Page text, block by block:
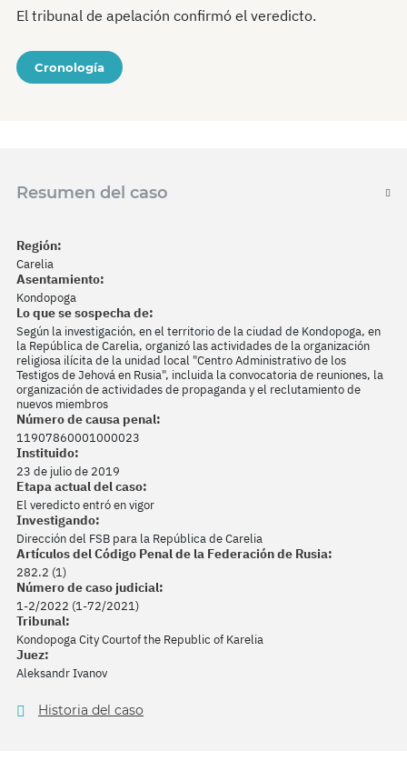
El tribunal de apelación confirmó el veredicto.
Cronología
Resumen del caso
Región:
Carelia
Asentamiento:
Kondopoga
Lo que se sospecha de:
Según la investigación, en el territorio de la ciudad de Kondopoga, en
la República de Carelia, organizó las actividades de la organización
religiosa ilícita de la unidad local "Centro Administrativo de los
Testigos de Jehová en Rusia", incluida la convocatoria de reuniones, la
organización de actividades de propaganda y el reclutamiento de
nuevos miembros
Número de causa penal:
11907860001000023
Instituido:
23 de julio de 2019
Etapa actual del caso:
El veredicto entró en vigor
Investigando:
Dirección del FSB para la República de Carelia
Artículos del Código Penal de la Federación de Rusia:
282.2 (1)
Número de caso judicial:
1-2/2022 (1-72/2021)
Tribunal:
Kondopoga City Courtof the Republic of Karelia
Juez:
Aleksandr Ivanov
Historia del caso